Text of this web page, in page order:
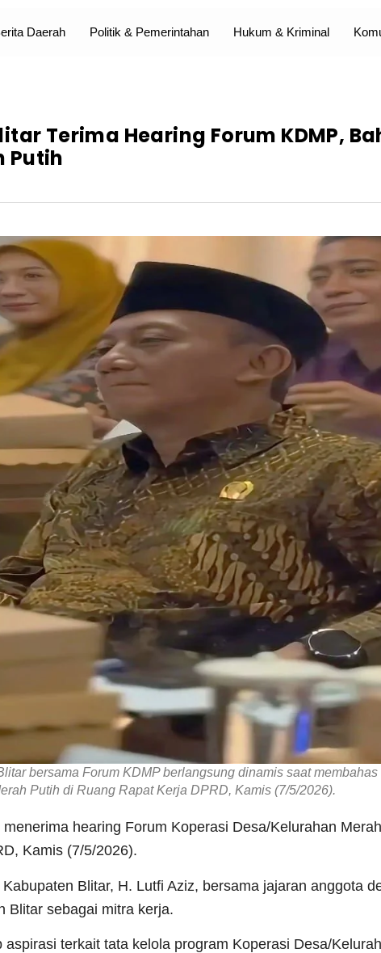
Daerah Politik & Pemerintahan Hukum & Kriminal
Terima Hearing Forum KDMP,
Putih
bersama Forum KDMP berlangsung dinamis saat
Putih di Ruang Rapat Kerja DPRD, Kamis (7/5/2026).
hearing Forum Koperasi Desa/Kelurahan
Kamis (7/5/2026).
Blitar, H. Lutfi Aziz, bersama jajaran anggota
Blitar sebagai mitra kerja.
terkait tata kelola program Koperasi Desa/